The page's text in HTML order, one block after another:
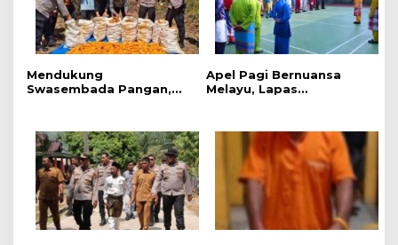
Mendukung
Swasembada Pangan,
Lahan PT Yutani Suadiri
Apel Pagi Bernuansa
Melayu, Lapas
Sambut HUT RI dan HUT
Provinsi Riau